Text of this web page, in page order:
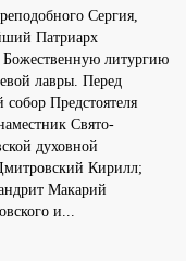
Сергия,
Патриарх
литургию
лавры. Перед
Предстоятеля
Свято-
духовной
Кирилл;
Макарий
и...